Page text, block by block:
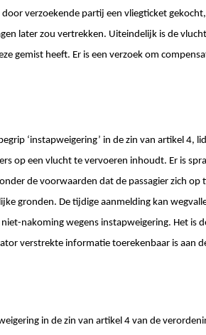
verzoekende partij een vliegticket
later zou vertrekken. Uiteindelijk is de
gemist heeft. Er is een verzoek om
‘instapweigering’ in de zin van artikel 4,
op een vlucht te vervoeren inhoudt. Er is
de voorwaarden dat de passagier zich
gronden. De tijdige aanmelding kan
nakoming wegens instapweigering. Het is
verstrekte informatie toerekenbaar is aan
in de zin van artikel 4 van de